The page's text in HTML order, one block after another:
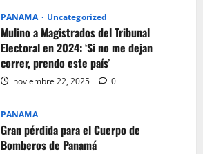
PANAMA Uncategorized
Mulino a Magistrados del Tribunal
Electoral en 2024: ‘Si no me dejan
correr, prendo este país’
noviembre 22, 2025 0
PANAMA
Gran pérdida para el Cuerpo de
Bomberos de Panamá